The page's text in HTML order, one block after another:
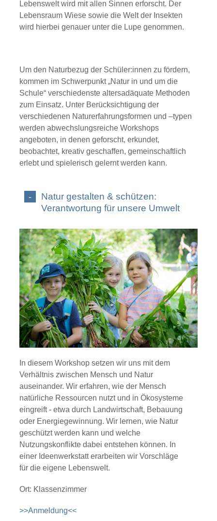
Lebenswelt wird mit allen Sinnen erforscht. Der
Lebensraum Wiese sowie die Welt der Insekten
wird hierbei genauer unter die Lupe genommen.
Um den Naturbezug der Schüler:innen zu fördern,
kommen im Schwerpunkt „Natur in und um die
Schule“ verschiedenste altersadäquate Methoden
zum Einsatz. Unter Berücksichtigung der
verschiedenen Naturerfahrungsformen und –typen
werden abwechslungsreiche Workshops
angeboten, in denen geforscht, erkundet,
beobachtet, kreativ geschaffen, gemeinschaftlich
erlebt und spielerisch gelernt werden kann.
Natur gestalten & schützen:
Verantwortung für unsere Umwelt
In diesem Workshop setzen wir uns mit dem
Verhältnis zwischen Mensch und Natur
auseinander. Wir erfahren, wie der Mensch
natürliche Ressourcen nutzt und in Ökosysteme
eingreift - etwa durch Landwirtschaft, Bebauung
oder Energiegewinnung. Wir lernen, wie Natur
geschützt werden kann und welche
Nutzungskonflikte dabei entstehen können. In
einer Ideenwerkstatt erarbeiten wir Vorschläge
für die eigene Lebenswelt.
Ort: Klassenzimmer
>>Anmeldung<<